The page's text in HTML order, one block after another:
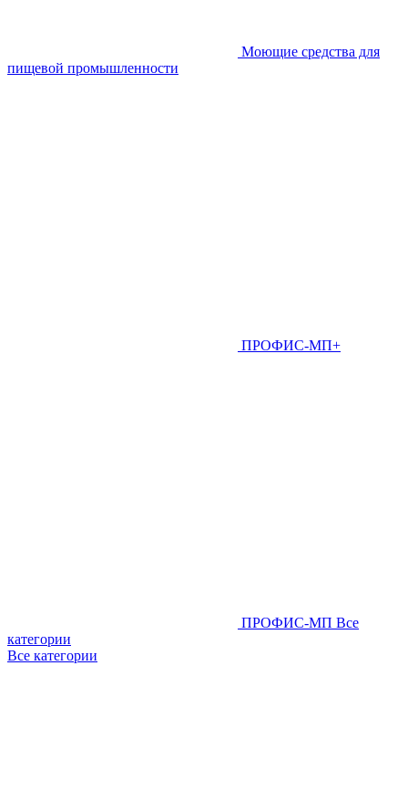
Моющие средства для
пищевой промышленности
ПРОФИС-МП+
ПРОФИС-МП Все
категории
Все категории